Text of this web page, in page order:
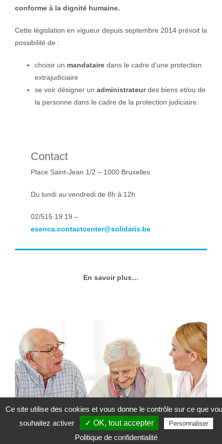
conforme à la dignité humaine.
Cette législation en vigueur depuis septembre 2014 prévoit la
possibilité de :
choisir un mandatairedans le cadre d’une protection
extrajudiciaire
se voir désigner un administrateurdes biens et/ou de
la personne dans le cadre de la protection judiciaire.
Contact
Place Saint-Jean 1/2 – 1000 Bruxelles
Du lundi au vendredi de 8h à 12h
02/515 19 19 –
esenca.contactcenter@solidaris.be
En savoir plus…
La brochure sur laGestion des biens.
Ce site utilise des cookies et vous donne le contrôle sur ce que
souhaitez activer
✓ OK, tout accepter Personnaliser
Politique de confidentialité